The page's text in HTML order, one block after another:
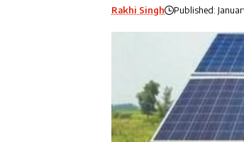
Rakhi Singh Published: